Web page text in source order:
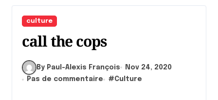
culture
call the cops
By Paul-Alexis François
Nov 24, 2020
Pas de commentaire
#Culture